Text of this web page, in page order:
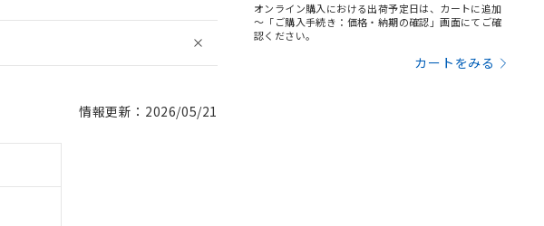
情報更新：2026/05/21
オンライン購入における出荷予定日は、カートに追加
～「ご購入手続き：価格・納期の確認」画面にてご確
認ください。
カートをみる